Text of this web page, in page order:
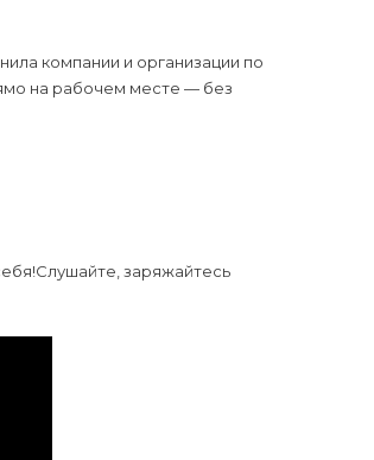
компании и организации по
на рабочем месте — без
заряжайтесь